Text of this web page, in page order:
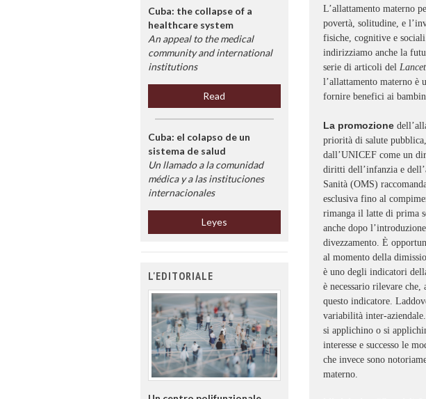
L’allattamento materno
povertà, solitudine, e
fisiche, cognitive e
indirizziamo anche la
serie di articoli del Lancet
l’allattamento materno è
fornire benefici ai
La promozione
priorità di salute pubblica,
dall’UNICEF come un
diritti dell’infanzia e
Sanità (OMS)
esclusiva fino al
rimanga il latte di prima
anche dopo
divezzamento. È
al momento della
è uno degli indicatori
è necessario rilevare che,
questo indicatore.
variabilità inter-
si applichino o si
interesse e successo le
che invece sono
materno.
Cuba: the collapse of a
healthcare system
An appeal to the medical
community and international
institutions
Read
Cuba: el colapso de un
sistema de salud
Un llamado a la comunidad
médica y a las instituciones
internacionales
Leyes
L'EDITORIALE